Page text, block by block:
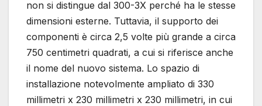
non si distingue dal 300-3X perché ha le stesse
dimensioni esterne. Tuttavia, il supporto dei
componenti è circa 2,5 volte più grande a circa
750 centimetri quadrati, a cui si riferisce anche
il nome del nuovo sistema. Lo spazio di
installazione notevolmente ampliato di 330
millimetri x 230 millimetri x 230 millimetri, in cui